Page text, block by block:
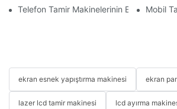
Telefon Tamir Makinelerinin Ekran veMobil
ekran esnek yapıştırma makinesi ekran
lazer lcd tamir makinesi lcd ayırma